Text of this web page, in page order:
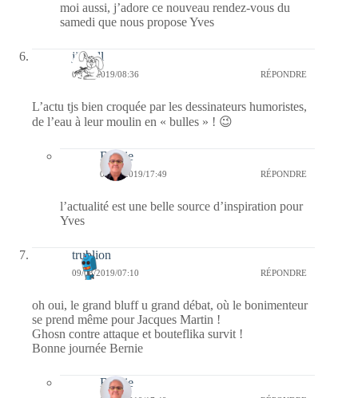
moi aussi, j’adore ce nouveau rendez-vous du
samedi que nous propose Yves
jill bill
09/03/2019/08:36 RÉPONDRE
L’actu tjs bien croquée par les dessinateurs humoristes,
de l’eau à leur moulin en « bulles » ! 😉
Bernie
09/03/2019/17:49 RÉPONDRE
l’actualité est une belle source d’inspiration pour
Yves
trublion
09/03/2019/07:10 RÉPONDRE
oh oui, le grand bluff u grand débat, où le bonimenteur
se prend même pour Jacques Martin !
Ghosn contre attaque et bouteflika survit !
Bonne journée Bernie
Bernie